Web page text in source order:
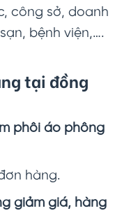
công sở, doanh
bệnh viện,….
tại đồng
phôi áo phông
hàng.
giảm giá, hàng